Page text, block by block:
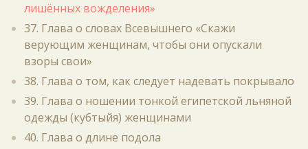
лишённых вожделения»
37. Глава о словах Всевышнего «Скажи
верующим женщинам, чтобы они опускали
взоры свои»
38. Глава о том, как следует надевать покрывало
39. Глава о ношении тонкой египетской льняной
одежды (кубтыйя) женщинами
40. Глава о длине подола